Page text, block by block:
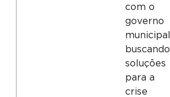
com o
governo
buscando
soluções
para a
crise